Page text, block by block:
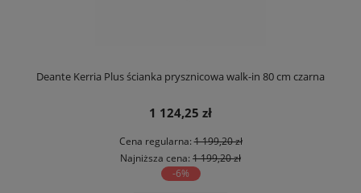
Deante Kerria Plus ścianka prysznicowa walk-in 80 cm czarna
1 124,25 zł
Cena regularna:1 199,20 zł
Najniższa cena: 1 199,20 zł
-6%